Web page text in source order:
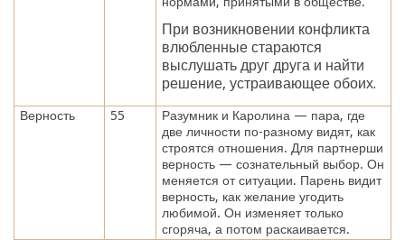
При возникновении конфликта
влюбленные стараются
выслушать друг друга и найти
решение, устраивающее обоих.
Верность 55
Разумник и Каролина — пара, где
две личности по-разному видят, как
строятся отношения. Для партнерши
верность — сознательный выбор. Он
меняется от ситуации. Парень видит
верность, как желание угодить
любимой. Он изменяет только
сгоряча, а потом раскаивается.